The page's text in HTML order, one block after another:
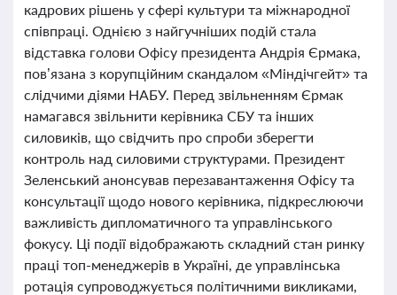
кадрових рішень у сфері культури та міжнародної
співпраці. Однією з найгучніших подій стала
відставка голови Офісу президента Андрія Єрмака,
пов’язана з корупційним скандалом «Міндічгейт» та
слідчими діями НАБУ. Перед звільненням Єрмак
намагався звільнити керівника СБУ та інших
силовиків, що свідчить про спроби зберегти
контроль над силовими структурами. Президент
Зеленський анонсував перезавантаження Офісу та
консультації щодо нового керівника, підкреслюючи
важливість дипломатичного та управлінського
фокусу. Ці події відображають складний стан ринку
праці топ-менеджерів в Україні, де управлінська
ротація супроводжується політичними викликами,